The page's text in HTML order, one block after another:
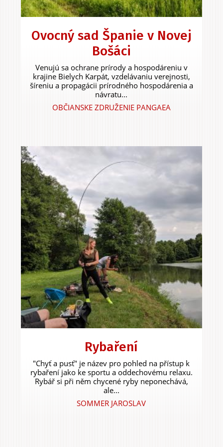
Ovocný sad Španie v Novej
Bošáci
Venujú sa ochrane prírody a hospodáreniu v
krajine Bielych Karpát, vzdelávaniu verejnosti,
šíreniu a propagácii prírodného hospodárenia a
návratu...
OBČIANSKE ZDRUŽENIE PANGAEA
Rybaření
"Chyť a pusť" je název pro pohled na přístup k
rybaření jako ke sportu a oddechovému relaxu.
Rybář si při něm chycené ryby neponechává,
ale...
SOMMER JAROSLAV